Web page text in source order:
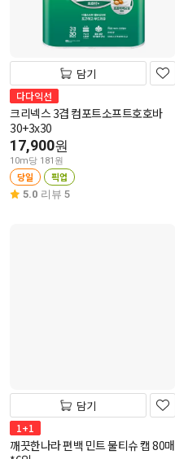
담기
다다익선
크리넥스 3겹 컴포트소프트호호바
30+3x30
17,900원
10m당 181원
당일 픽업
5.0 리뷰 5
담기
1+1
깨끗한나라 편백 민트 물티슈 캡 80매